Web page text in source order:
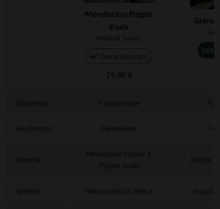
Mendocino Purple
Kush
Medical Seeds
Geschlecht Feminisiert
Spezies Hauptsächlich Indica